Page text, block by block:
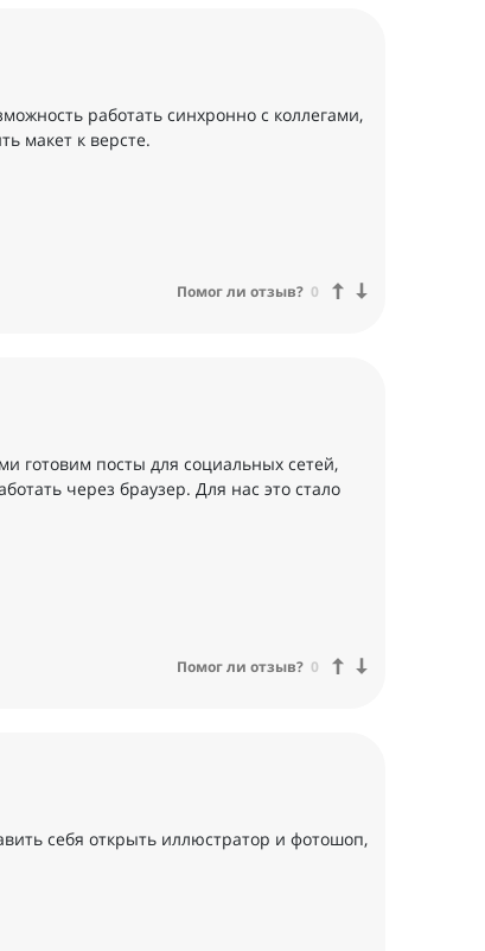
работать синхронно с коллегами,
макет к версте.
Помог ли отзыв? 0
готовим посты для социальных сетей,
через браузер. Для нас это стало
Помог ли отзыв? 0
себя открыть иллюстратор и фотошоп,